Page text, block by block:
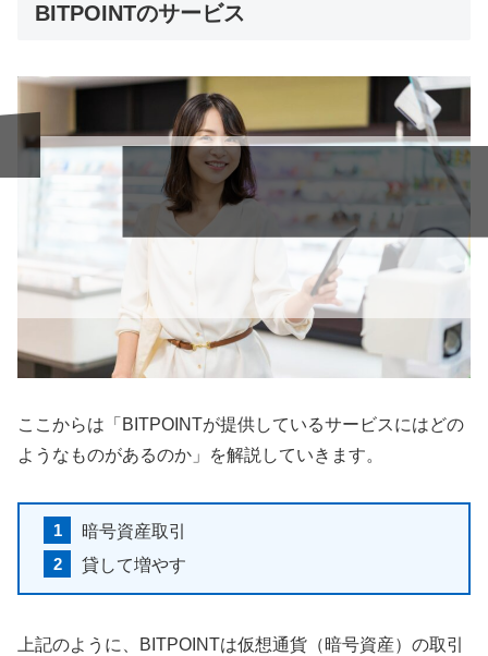
BITPOINTのサービス
ここからは「BITPOINTが提供しているサービスにはどの
ようなものがあるのか」を解説していきます。
暗号資産取引
貸して増やす
上記のように、BITPOINTは仮想通貨（暗号資産）の取引